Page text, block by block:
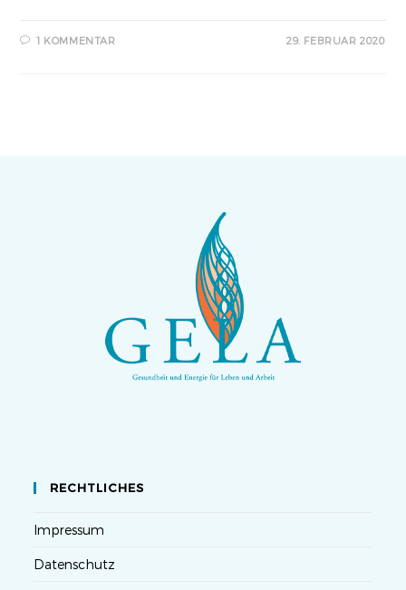
1 KOMMENTAR 29. FEBRUAR 2020
RECHTLICHES
Impressum
Datenschutz